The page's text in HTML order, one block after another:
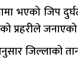
भएको जिप
प्रहरीले
जिल्लाको